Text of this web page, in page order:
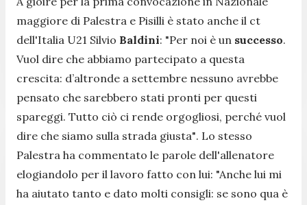
maggiore di Palestra e Pisilli è stato anche il ct
dell'Italia U21 Silvio Baldini: "Per noi è un successo.
Vuol dire che abbiamo partecipato a questa
crescita: d’altronde a settembre nessuno avrebbe
pensato che sarebbero stati pronti per questi
spareggi. Tutto ciò ci rende orgogliosi, perché vuol
dire che siamo sulla strada giusta". Lo stesso
Palestra ha commentato le parole dell'allenatore
elogiandolo per il lavoro fatto con lui: "Anche lui mi
ha aiutato tanto e dato molti consigli: se sono qua è